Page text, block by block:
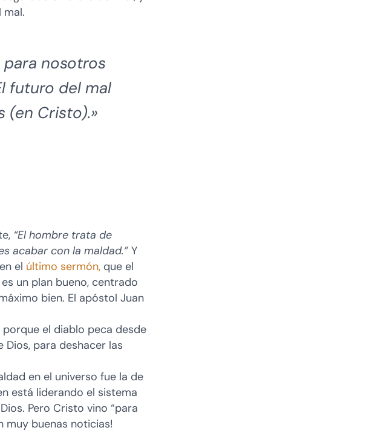
mal.
nosotros
futuro del mal
(en Cristo).»
“El hombre trata de
acabar con la maldad.” Y
el último sermón,que el
un plan bueno, centrado
bien. El apóstol Juan
el diablo peca desde
Dios, para deshacer las
en el universo fue la de
está liderando el sistema
Pero Cristo vino “para
muy buenas noticias!